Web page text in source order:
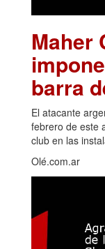
Maher
barra
El atacante
febrero de este
club en las
Olé.com.ar